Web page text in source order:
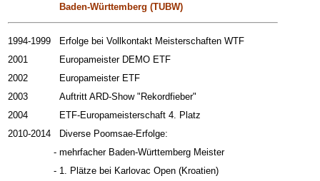
Baden-Württemberg (TUBW)
1994-1999
Erfolge bei Vollkontakt Meisterschaften WTF
2001
Europameister DEMO ETF
2002
Europameister ETF
2003
Auftritt ARD-Show "Rekordfieber"
2004
ETF-Europameisterschaft 4. Platz
2010-2014
Diverse Poomsae-Erfolge:
- mehrfacher Baden-Württemberg Meister
- 1. Plätze bei Karlovac Open (Kroatien)